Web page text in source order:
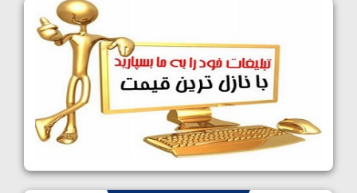
کشتی آزاد نوجوانان جهان؛ رقبای نمایندگان
ایران مشخص شدند
1405/05/08
کشتی فرنگی نوجوانان جهان؛ سکوی تیمی
سوم برای ایران
1405/05/07